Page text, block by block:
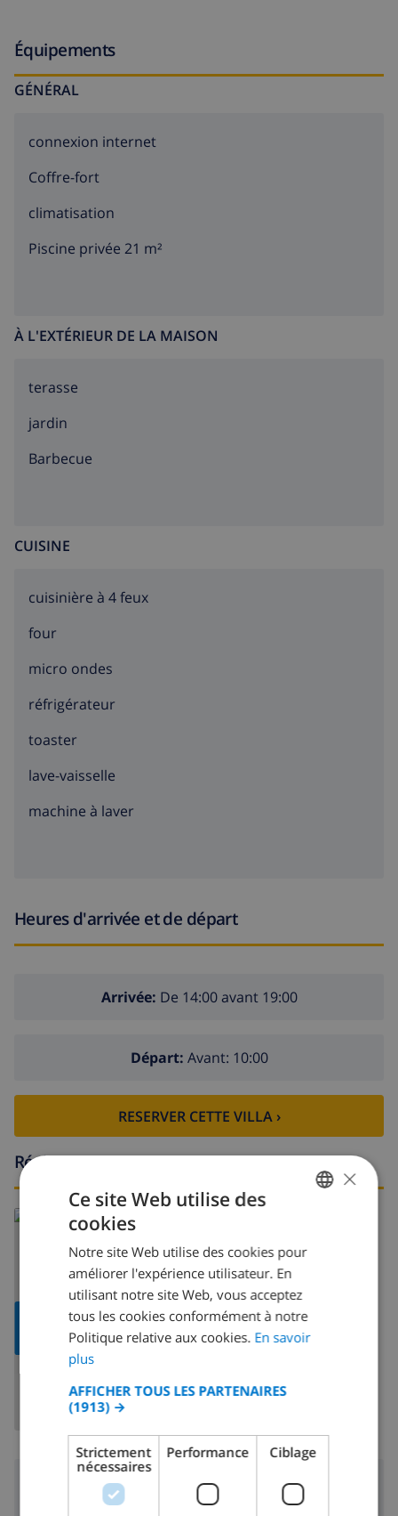
Équipements
GÉNÉRAL
connexion internet
Coffre-fort
climatisation
Piscine privée 21 m²
À L'EXTÉRIEUR DE LA MAISON
terasse
jardin
barbecue
CUISINE
cuisinière à 4 feux
four
micro ondes
réfrigérateur
toaster
lave-vaisselle
machine à laver
Heures d'arrivée et de départ
Arrivée: De 14:00 avant 19:00
Départ: Avant: 10:00
RESERVER CETTE VILLA ›
Région
AFFICHER
LA CARTE
En savoir plus sur:
DUTCH
SPANISH
GERMAN
DANISH
×
Ce site Web utilise des
cookies
Notre site Web utilise des cookies pour
améliorer l'expérience utilisateur. En
utilisant notre site Web, vous acceptez
tous les cookies conformément à notre
Politique relative aux cookies. En savoir
plus
AFFICHER TOUS LES PARTENAIRES
(1913) →
Strictement
nécessaires
Performance Ciblage